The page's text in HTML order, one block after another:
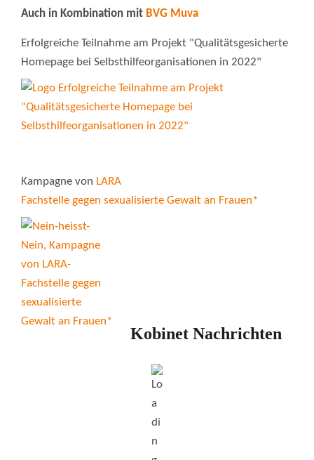
Auch in Kombination mit BVG Muva
Erfolgreiche Teilnahme am Projekt "Qualitätsgesicherte
Homepage bei Selbsthilfeorganisationen in 2022"
Kampagne von LARA
Fachstelle gegen sexualisierte Gewalt an Frauen*
Kobinet Nachrichten